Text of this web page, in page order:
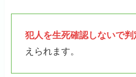
犯人を生死確認しないで判
えられます。